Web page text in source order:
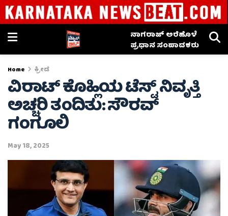
ನಾಗರಾಜ್ ಅರೆಹೊಳೆ
ಪ್ರಧಾನ ಸಂಪಾದಕರು
Home ಕ್ರೀಡೆ
ವಿರಾಟ್ ಕೊಹ್ಲಿಯ ಟೆಸ್ಟ್ ನಿವೃತ್ತಿ
ಅಚ್ಚರಿ ತಂದಿತು: ಸೌರವ್
ಗಂಗೂಲಿ
May 18, 2025